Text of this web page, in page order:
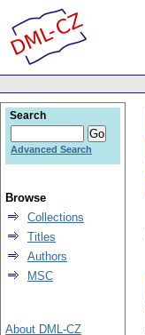
Search
Advanced Search
Browse
Collections
Titles
Authors
MSC
About DML-CZ